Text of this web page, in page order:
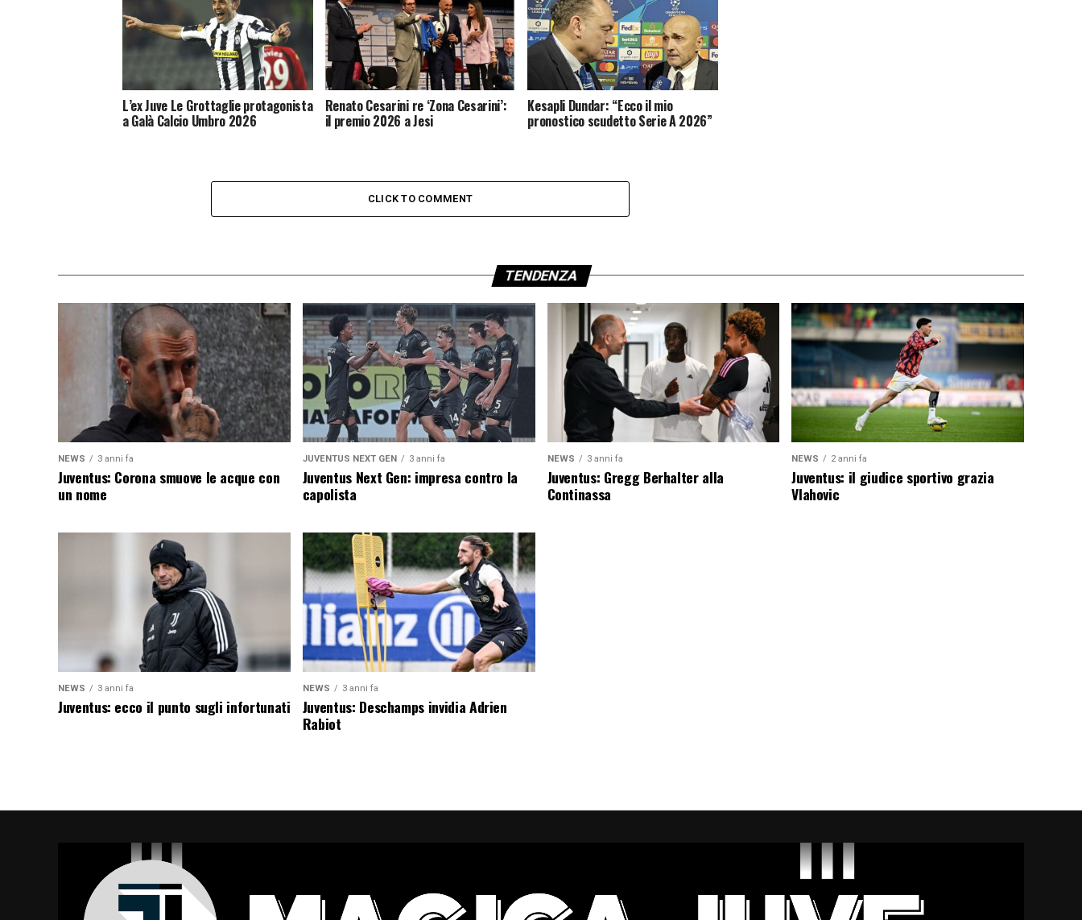
L’ex Juve Le Grottaglie protagonista
a Galà Calcio Umbro 2026
Renato Cesarini re ‘Zona Cesarini’:
il premio 2026 a Jesi
Kesapli Dundar: “Ecco il mio
pronostico scudetto Serie A 2026”
CLICK TO COMMENT
TENDENZA
NEWS 3 anni fa
Juventus: Corona smuove le acque con
un nome
JUVENTUS NEXT GEN 3 anni fa
Juventus Next Gen: impresa contro la
capolista
NEWS 3 anni fa
Juventus: Gregg Berhalter alla
Continassa
NEWS 2 anni fa
Juventus: il giudice sportivo grazia
Vlahovic
NEWS 3 anni fa
Juventus: ecco il punto sugli infortunati
NEWS 3 anni fa
Juventus: Deschamps invidia Adrien
Rabiot